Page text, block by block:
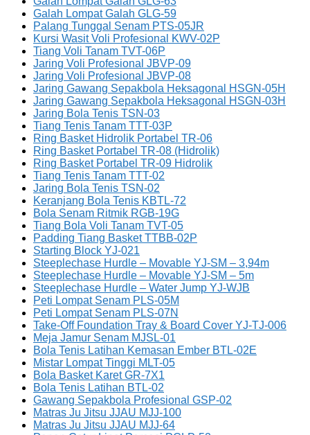
Galah Lompat Galah GLG-59
Palang Tunggal Senam PTS-05JR
Kursi Wasit Voli Profesional KWV-02P
Tiang Voli Tanam TVT-06P
Jaring Voli Profesional JBVP-09
Jaring Voli Profesional JBVP-08
Jaring Gawang Sepakbola Heksagonal HSGN-05H
Jaring Gawang Sepakbola Heksagonal HSGN-03H
Jaring Bola Tenis TSN-03
Tiang Tenis Tanam TTT-03P
Ring Basket Hidrolik Portabel TR-06
Ring Basket Portabel TR-08 (Hidrolik)
Ring Basket Portabel TR-09 Hidrolik
Tiang Tenis Tanam TTT-02
Jaring Bola Tenis TSN-02
Keranjang Bola Tenis KBTL-72
Bola Senam Ritmik RGB-19G
Tiang Bola Voli Tanam TVT-05
Padding Tiang Basket TTBB-02P
Starting Block YJ-021
Steeplechase Hurdle – Movable YJ-SM – 3,94m
Steeplechase Hurdle – Movable YJ-SM – 5m
Steeplechase Hurdle – Water Jump YJ-WJB
Peti Lompat Senam PLS-05M
Peti Lompat Senam PLS-07N
Take-Off Foundation Tray & Board Cover YJ-TJ-006
Meja Jamur Senam MJSL-01
Bola Tenis Latihan Kemasan Ember BTL-02E
Mistar Lompat Tinggi MLT-05
Bola Basket Karet GR-7X1
Bola Tenis Latihan BTL-02
Gawang Sepakbola Profesional GSP-02
Matras Ju Jitsu JJAU MJJ-100
Matras Ju Jitsu JJAU MJJ-64